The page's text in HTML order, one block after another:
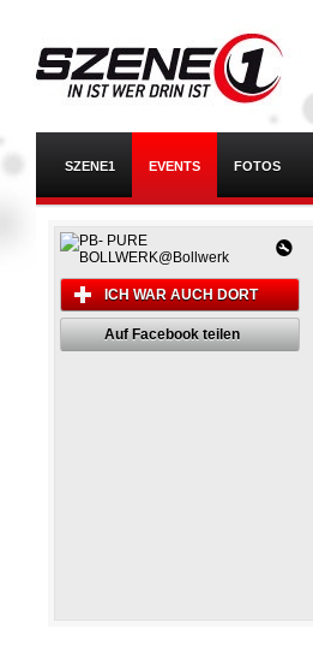
SZENE1 EVENTS FOTOS
ICH WAR AUCH DORT
Auf Facebook teilen